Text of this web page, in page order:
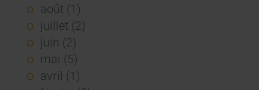
août (1)
juillet (2)
juin (2)
mai (5)
avril (1)